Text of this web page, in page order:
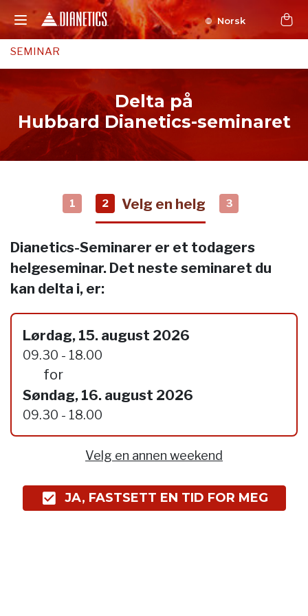
Norsk
SEMINAR
Delta på
Hubbard Dianetics-seminaret
1 2 Velg en helg 3
Dianetics-Seminarer er et todagers
helgeseminar. Det neste seminaret du
kan delta i, er:
Lørdag, 15. august 2026
09.30 - 18.00
for
Søndag, 16. august 2026
09.30 - 18.00
Velg en annen weekend
JA, FASTSETT EN TID FOR MEG